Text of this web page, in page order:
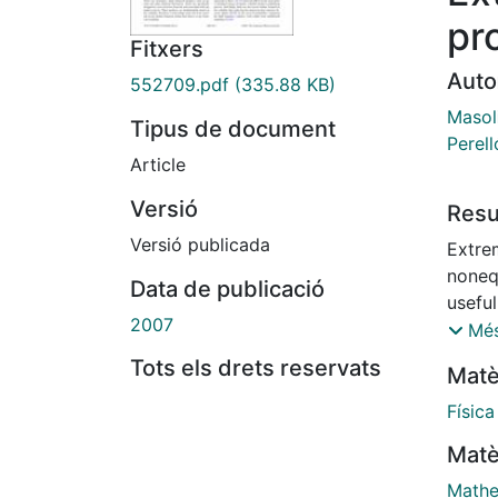
Fitxers
552709.pdf (335.88 KB)
Tipus de document
Article
Versió
Versió publicada
Data de publicació
2007
Tots els drets reservats
the
that